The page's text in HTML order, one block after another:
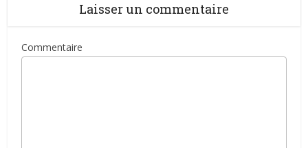
Laisser un commentaire
Commentaire